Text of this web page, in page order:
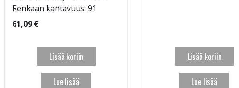
Renkaan kantavuus: 91
61,09 €
Lisää koriin
Lue lisää
Lisää koriin
Lue lisää